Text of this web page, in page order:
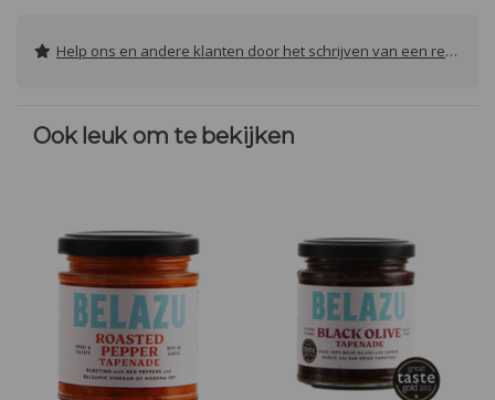
Help ons en andere klanten door het schrijven van een review
Ook leuk om te bekijken